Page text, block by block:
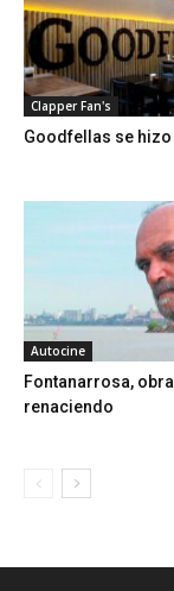
Clapper Fan's
Goodfellas se
Autocine
Fontanarrosa,
renaciendo